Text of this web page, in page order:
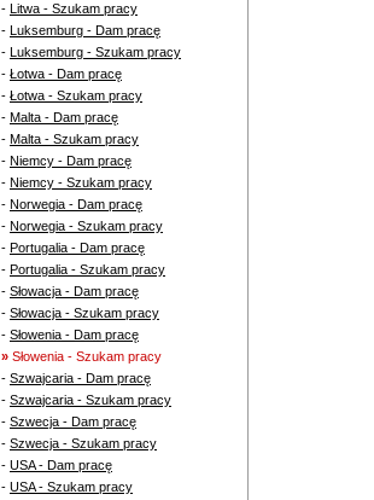
- Litwa - Szukam pracy
- Luksemburg - Dam pracę
- Luksemburg - Szukam pracy
- Łotwa - Dam pracę
- Łotwa - Szukam pracy
- Malta - Dam pracę
- Malta - Szukam pracy
- Niemcy - Dam pracę
- Niemcy - Szukam pracy
- Norwegia - Dam pracę
- Norwegia - Szukam pracy
- Portugalia - Dam pracę
- Portugalia - Szukam pracy
- Słowacja - Dam pracę
- Słowacja - Szukam pracy
- Słowenia - Dam pracę
» Słowenia - Szukam pracy
- Szwajcaria - Dam pracę
- Szwajcaria - Szukam pracy
- Szwecja - Dam pracę
- Szwecja - Szukam pracy
- USA - Dam pracę
- USA - Szukam pracy